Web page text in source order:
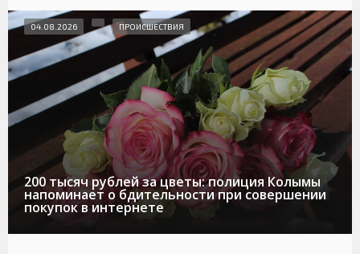
200 тысяч рублей за цветы: полиция Колымы
напоминает о бдительности при совершении
покупок в интернете
04.08.2026 ПРОИСШЕСТВИЯ